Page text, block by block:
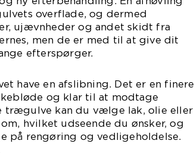
overflade, og dermed
ujævnheder og andet skidt fra
men de er med til at give dit
efterspørger.
have en afslibning. Det er en finere
og klar til at modtage
trægulve kan du vælge lak, olie eller
hvilket udseende du ønsker, og
på rengøring og vedligeholdelse.